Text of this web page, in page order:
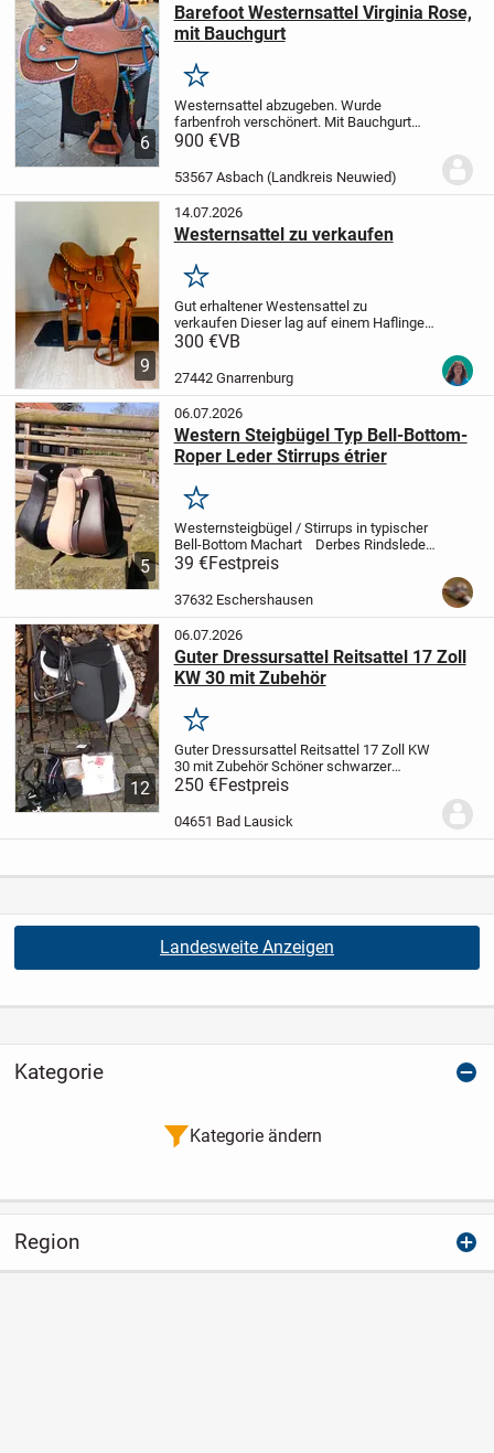
6
Barefoot Westernsattel Virginia Rose,
mit Bauchgurt
Merken
Westernsattel abzugeben. Wurde
farbenfroh verschönert. Mit Bauchgurt
von Barefoot.
ich die Kosten erfragen. Privat erkauf
ohne Garantie,...
900 €VB
53567 Asbach (Landkreis Neuwied)
9
14.07.2026
Westernsattel zu verkaufen
Merken
Gut erhaltener Westensattel zu
verkaufen Dieser lag auf einem Haflinger
mit kurzem Rücken, Maße sind bei den
dabei,Kinderfender 20€,
300 €VB
27442 Gnarrenburg
5
06.07.2026
Western Steigbügel Typ Bell-Bottom-
Roper Leder Stirrups étrier
Merken
Westernsteigbügel / Stirrups in typischer
Bell-Bottom Machart
Derbes Rindsleder
traditionell geschnürt. Die Stirrups sind so
gearbeitet, dass auch der Fuß eines
Mitteleuropäers samt Stiefel...
39 €Festpreis
37632 Eschershausen
12
06.07.2026
Guter Dressursattel Reitsattel 17 Zoll
KW 30 mit Zubehör
Merken
Guter Dressursattel Reitsattel 17 Zoll KW
30 mit ZubehörSchöner schwarzer
Dressursattel Sitzgröße 17 Zoll mit 30er
Kammerweite, mit selber wechselbarem
Kopfeisen, Hersteller Daslö bei Tattini,...
250 €Festpreis
04651 Bad Lausick
Landesweite Anzeigen
Kategorie
Kategorie ändern
Region